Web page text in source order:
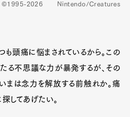
2026 Nintendo/Creatures
も頭痛に悩まされているから。この
る不思議な力が暴発するが、その
まは念力を解放する前触れか。痛
してあげたい。